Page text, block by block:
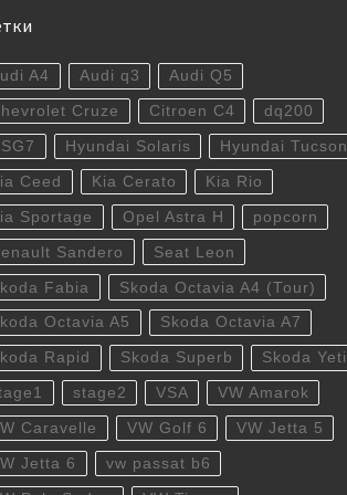
A4 Audi q3 Audi Q5
Cruze Citroen C4 dq200
Hyundai Solaris Hyundai Tucson
Ceed Kia Cerato Kia Rio
Sportage Opel Astra H popcorn
Sandero Seat Leon
Fabia Skoda Octavia A4 (Tour)
Octavia A5 Skoda Octavia A7
Rapid Skoda Superb Skoda Yeti
stage2 VSA VW Amarok
Caravelle VW Golf 6 VW Jetta 5
Jetta 6 vw passat b6